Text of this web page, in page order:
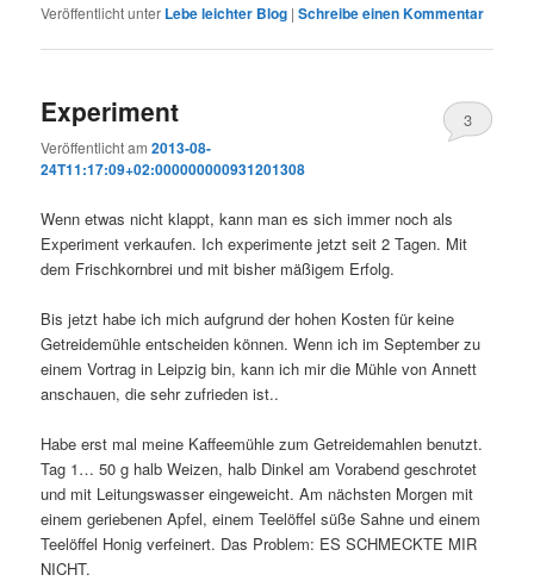
Veröffentlicht unter Lebe leichter Blog |Schreibe einen Kommentar
Experiment
Veröffentlicht am2013-08-
24T11:17:09+02:000000000931201308
3
Wenn etwas nicht klappt, kann man es sich immer noch als
Experiment verkaufen. Ich experimente jetzt seit 2 Tagen. Mit
dem Frischkornbrei und mit bisher mäßigem Erfolg.
Bis jetzt habe ich mich aufgrund der hohen Kosten für keine
Getreidemühle entscheiden können. Wenn ich im September zu
einem Vortrag in Leipzig bin, kann ich mir die Mühle von Annett
anschauen, die sehr zufrieden ist..
Habe erst mal meine Kaffeemühle zum Getreidemahlen benutzt.
Tag 1… 50 g halb Weizen, halb Dinkel am Vorabend geschrotet
und mit Leitungswasser eingeweicht. Am nächsten Morgen mit
einem geriebenen Apfel, einem Teelöffel süße Sahne und einem
Teelöffel Honig verfeinert. Das Problem: ES SCHMECKTE MIR
NICHT.